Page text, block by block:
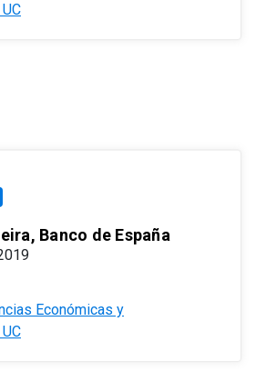
Banco de España
Económicas y